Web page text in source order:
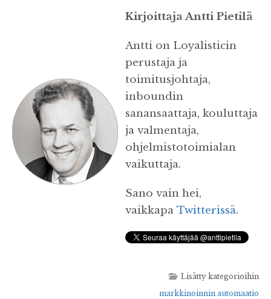
Kirjoittaja Antti Pietilä
Antti on Loyalisticin
perustaja ja
toimitusjohtaja,
inboundin
sanansaattaja, kouluttaja
ja valmentaja,
ohjelmistotoimialan
vaikuttaja.
Sano vain hei,
vaikkapa Twitterissä.
Lisätty kategorioihin
markkinoinnin automaatio